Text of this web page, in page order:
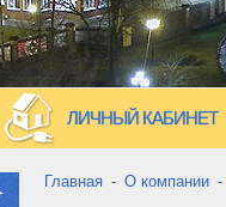
ЛИЧНЫЙ КАБИНЕТ
Главная - О компании -